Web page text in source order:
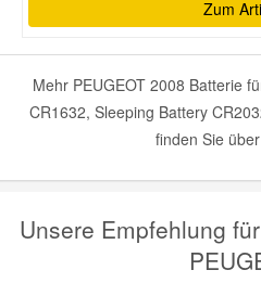
Zum
Mehr PEUGEOT 2008 Batterie
CR1632, Sleeping Battery
finden Sie
Unsere Empfehlung